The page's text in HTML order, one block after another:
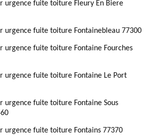
urgence fuite toiture Fleury En Biere
urgence fuite toiture Fontainebleau 77300
urgence fuite toiture Fontaine Fourches
urgence fuite toiture Fontaine Le Port
urgence fuite toiture Fontaine Sous
urgence fuite toiture Fontains 77370